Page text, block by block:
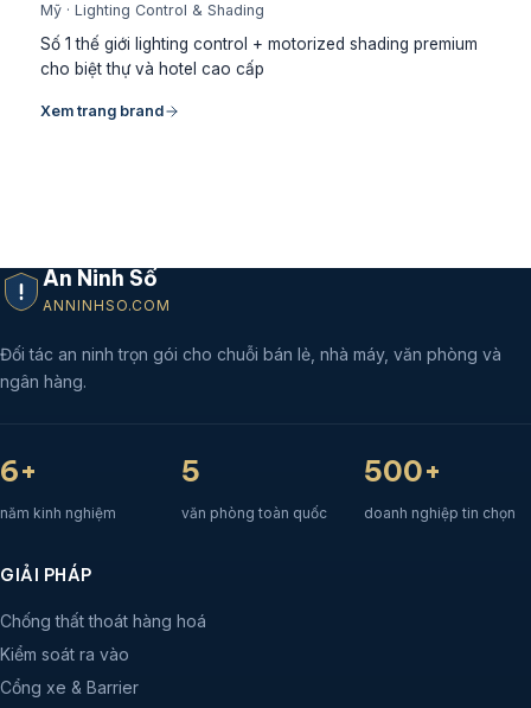
Mỹ · Lighting Control & Shading
Số 1 thế giới lighting control + motorized shading premium
cho biệt thự và hotel cao cấp
Xem trang brand
An Ninh Số
ANNINHSO.COM
Đối tác an ninh trọn gói cho chuỗi bán lẻ, nhà máy, văn phòng và
ngân hàng.
6+
năm kinh nghiệm
5
văn phòng toàn quốc
500+
doanh nghiệp tin chọn
GIẢI PHÁP
Chống thất thoát hàng hoá
Kiểm soát ra vào
Cổng xe & Barrier